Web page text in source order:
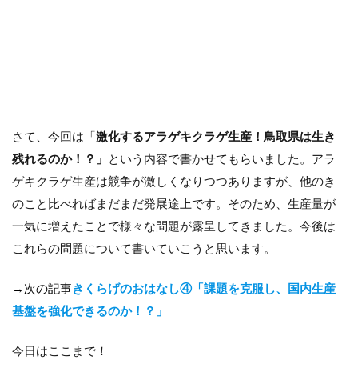
さて、今回は「激化するアラゲキクラゲ生産！鳥取県は生き
残れるのか！？」 という内容で書かせてもらいました。アラ
ゲキクラゲ生産は競争が激しくなりつつありますが、他のき
のこと比べればまだまだ発展途上です。そのため、生産量が
一気に増えたことで様々な問題が露呈してきました。今後は
これらの問題について書いていこうと思います。
→次の記事きくらげのおはなし④「課題を克服し、国内生産
基盤を強化できるのか！？」
今日はここまで！